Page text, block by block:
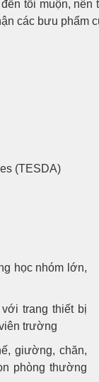
tối muộn,
các bưu phẩm
(TESDA)
học nhóm lớn,
trang thiết bị
trường
giường, chăn,
phòng thường